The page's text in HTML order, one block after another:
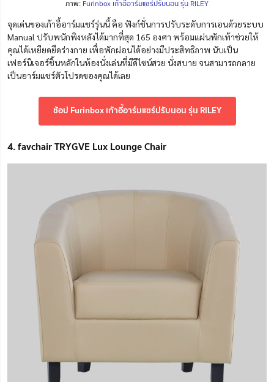
ภาพ: Furinbox เก้าอี้อาร์มแชร์ปรับนอน รุ่น RILEY
จุดเด่นของเก้าอี้อาร์มแชร์รุ่นนี้ คือ ฟังก์ชั่นการปรับระดับการเอนด้วยระบบ
Manual ปรับพนักพิงหลังได้มากที่สุด 165 องศา พร้อมแผ่นพักเท้าช่วยให้
คุณได้เหยียดยืดร่างกาย เพื่อพักผ่อนได้อย่างมีประสิทธิภาพ นับเป็น
เฟอร์นิเจอร์ชิ้นหลักในห้องนั่งเล่นที่มีดีไซน์สวย นั่งสบาย จนสามารถกลาย
เป็นอาร์มแชร์ตัวโปรดของคุณได้เลย
ช้อป Furinbox เก้าอี้อาร์มแชร์ปรับนอน รุ่น RILEY
4. favchair TRYGVE Lux Lounge Chair